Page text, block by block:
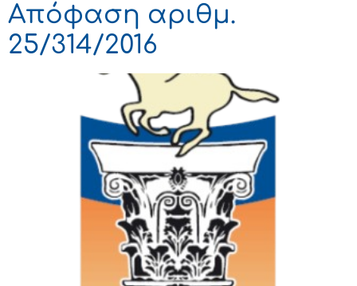
Απόφαση αριθμ.
25/314/2016